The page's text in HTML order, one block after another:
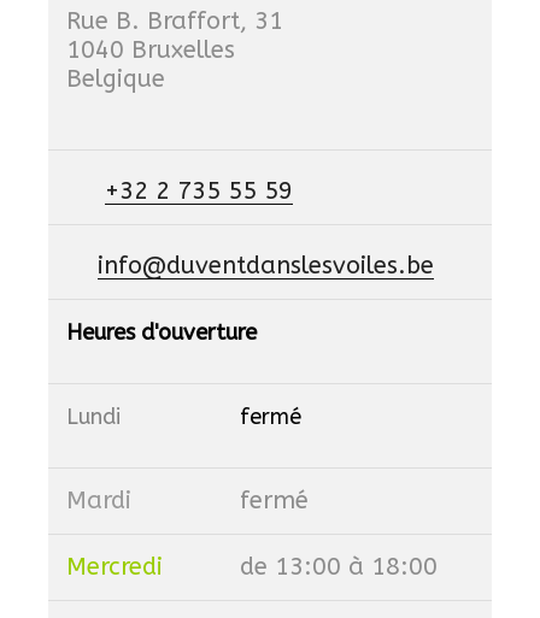
Rue B. Braffort, 31
1040 Bruxelles
Belgique
+32 2 735 55 59
info@duventdanslesvoiles.be
Heures d'ouverture
Lundi fermé
Mardi fermé
Mercredi de 13:00 à 18:00